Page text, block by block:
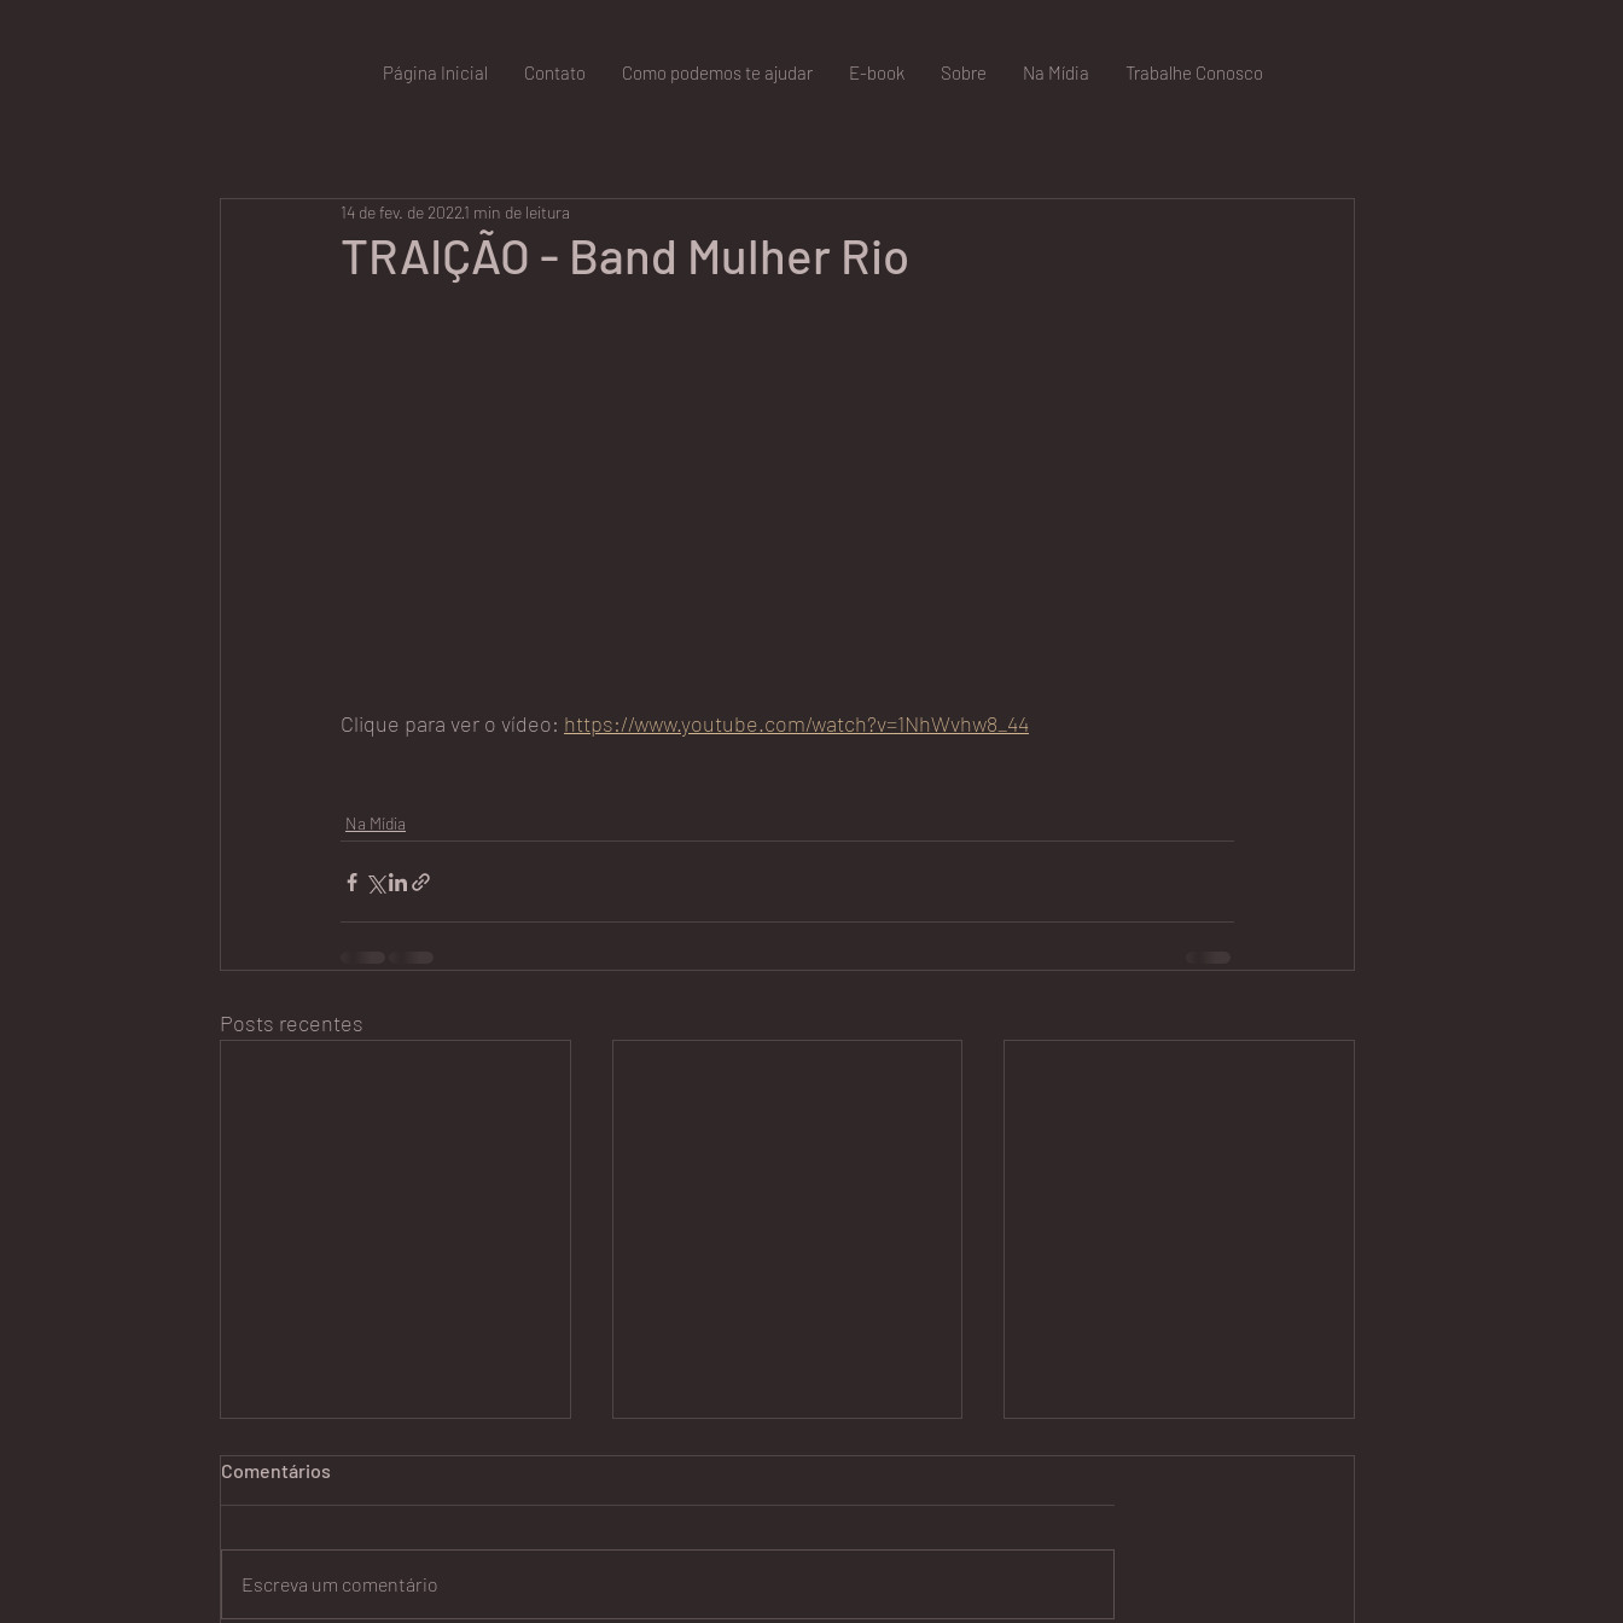
Página Inicial Contato Como podemos te ajudar E-book Sobre Na Mídia Trabalhe Conosco
TRAIÇÃO - Band Mulher Rio
14 de fev. de 20221 min de leitura
Clique para ver o vídeo: https://www.youtube.com/watch?v=1NhWvhw8_44
Na Mídia
Posts recentes
Comentários
Escreva um comentário